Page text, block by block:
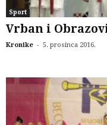
Sport
Vrban i
Kronike - 5. prosinca 2016.